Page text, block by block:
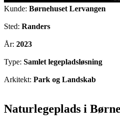
Kunde: Børnehuset Lervangen
Sted: Randers
År: 2023
Type: Samlet legepladsløsning
Arkitekt: Park og Landskab
Naturlegeplads i